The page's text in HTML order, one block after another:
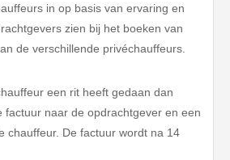
in op basis van ervaring en
zien bij het boeken van
de verschillende privéchauffeurs.
een rit heeft gedaan dan
factuur naar de opdrachtgever en een
chauffeur. De factuur wordt na 14